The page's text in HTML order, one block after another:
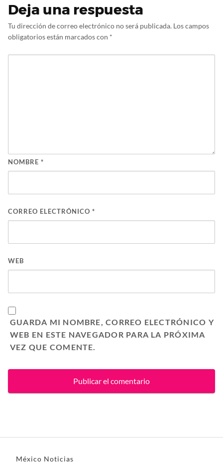
Deja una respuesta
Tu dirección de correo electrónico no será publicada. Los campos
obligatorios están marcados con *
NOMBRE *
CORREO ELECTRÓNICO *
WEB
GUARDA MI NOMBRE, CORREO ELECTRÓNICO Y
WEB EN ESTE NAVEGADOR PARA LA PRÓXIMA
VEZ QUE COMENTE.
México Noticias